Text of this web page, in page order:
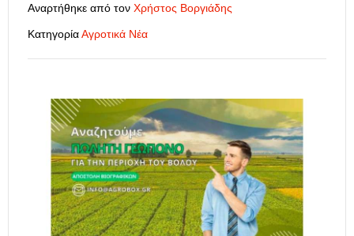
Αναρτήθηκε από τον Χρήστος Βοργιάδης
ΚατηγορίαΑγροτικά Νέα